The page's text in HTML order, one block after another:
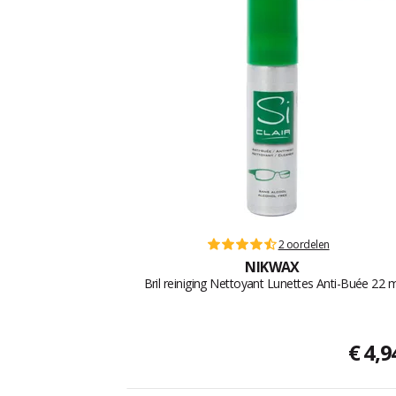
2 oordelen
NIKWAX
Bril reiniging Nettoyant Lunettes Anti-Buée 22
€